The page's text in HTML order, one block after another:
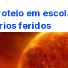
em
feridos